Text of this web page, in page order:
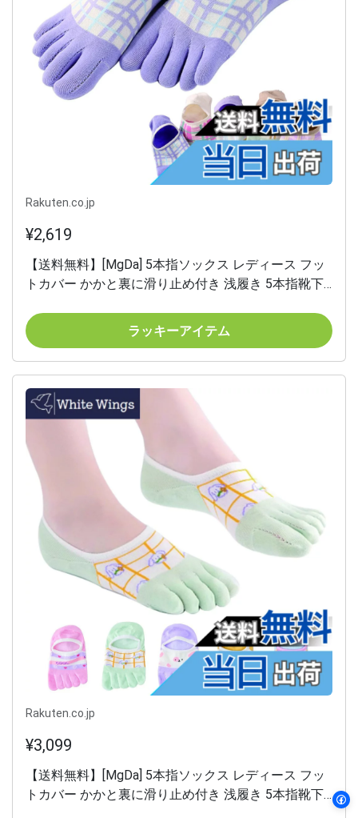
Rakuten.co.jp
¥2,619
【送料無料】[MgDa] 5本指ソックス レディース フッ
トカバー かかと裏に滑り止め付き 浅履き 5本指靴下
5足セット、サイズ：Free Size
ラッキーアイテム
Rakuten.co.jp
¥3,099
【送料無料】[MgDa] 5本指ソックス レディース フッ
トカバー かかと裏に滑り止め付き 浅履き 5本指靴下